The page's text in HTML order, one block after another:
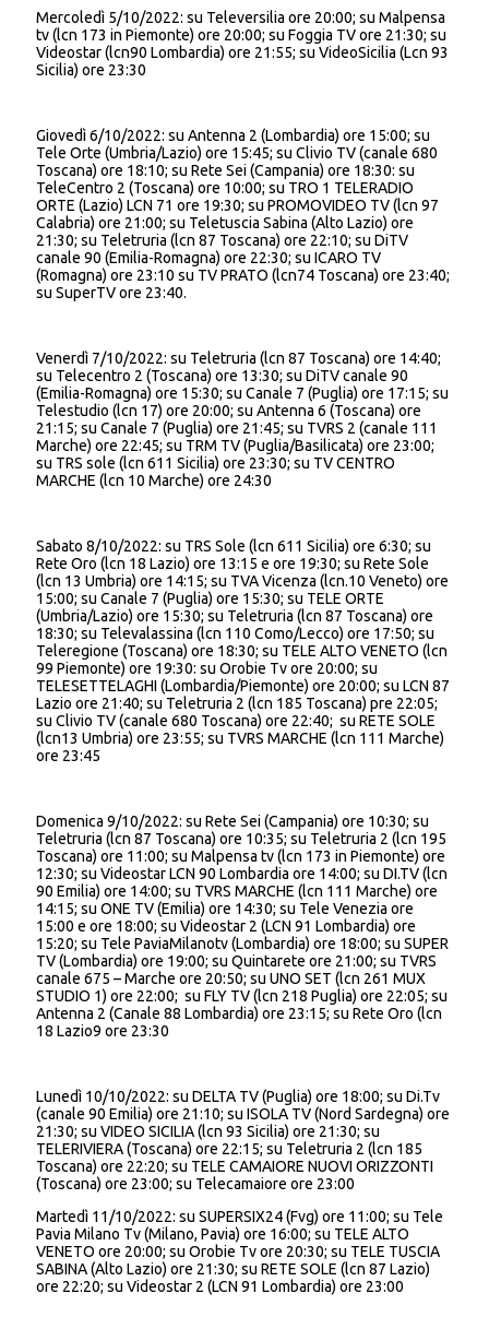
Mercoledì 5/10/2022: su Televersilia ore 20:00; su Malpensa
tv (lcn 173 in Piemonte) ore 20:00; su Foggia TV ore 21:30; su
Videostar (lcn90 Lombardia) ore 21:55; su VideoSicilia (Lcn 93
Sicilia) ore 23:30
Giovedì 6/10/2022: su Antenna 2 (Lombardia) ore 15:00; su
Tele Orte (Umbria/Lazio) ore 15:45; su Clivio TV (canale 680
Toscana) ore 18:10; su Rete Sei (Campania) ore 18:30: su
TeleCentro 2 (Toscana) ore 10:00; su TRO 1 TELERADIO
ORTE (Lazio) LCN 71 ore 19:30; su PROMOVIDEO TV (lcn 97
Calabria) ore 21:00; su Teletuscia Sabina (Alto Lazio) ore
21:30; su Teletruria (lcn 87 Toscana) ore 22:10; su DiTV
canale 90 (Emilia-Romagna) ore 22:30; su ICARO TV
(Romagna) ore 23:10 su TV PRATO (lcn74 Toscana) ore 23:40;
su SuperTV ore 23:40.
Venerdì 7/10/2022: su Teletruria (lcn 87 Toscana) ore 14:40;
su Telecentro 2 (Toscana) ore 13:30; su DiTV canale 90
(Emilia-Romagna) ore 15:30; su Canale 7 (Puglia) ore 17:15; su
Telestudio (lcn 17) ore 20:00; su Antenna 6 (Toscana) ore
21:15; su Canale 7 (Puglia) ore 21:45; su TVRS 2 (canale 111
Marche) ore 22:45; su TRM TV (Puglia/Basilicata) ore 23:00;
su TRS sole (lcn 611 Sicilia) ore 23:30; su TV CENTRO
MARCHE (lcn 10 Marche) ore 24:30
Sabato 8/10/2022: su TRS Sole (lcn 611 Sicilia) ore 6:30; su
Rete Oro (lcn 18 Lazio) ore 13:15 e ore 19:30; su Rete Sole
(lcn 13 Umbria) ore 14:15; su TVA Vicenza (lcn.10 Veneto) ore
15:00; su Canale 7 (Puglia) ore 15:30; su TELE ORTE
(Umbria/Lazio) ore 15:30; su Teletruria (lcn 87 Toscana) ore
18:30; su Televalassina (lcn 110 Como/Lecco) ore 17:50; su
Teleregione (Toscana) ore 18:30; su TELE ALTO VENETO (lcn
99 Piemonte) ore 19:30: su Orobie Tv ore 20:00; su
TELESETTELAGHI (Lombardia/Piemonte) ore 20:00; su LCN 87
Lazio ore 21:40; su Teletruria 2 (lcn 185 Toscana) pre 22:05;
su Clivio TV (canale 680 Toscana) ore 22:40; su RETE SOLE
(lcn13 Umbria) ore 23:55; su TVRS MARCHE (lcn 111 Marche)
ore 23:45
Domenica 9/10/2022: su Rete Sei (Campania) ore 10:30; su
Teletruria (lcn 87 Toscana) ore 10:35; su Teletruria 2 (lcn 195
Toscana) ore 11:00; su Malpensa tv (lcn 173 in Piemonte) ore
12:30; su Videostar LCN 90 Lombardia ore 14:00; su DI.TV (lcn
90 Emilia) ore 14:00; su TVRS MARCHE (lcn 111 Marche) ore
14:15; su ONE TV (Emilia) ore 14:30; su Tele Venezia ore
15:00 e ore 18:00; su Videostar 2 (LCN 91 Lombardia) ore
15:20; su Tele PaviaMilanotv (Lombardia) ore 18:00; su SUPER
TV (Lombardia) ore 19:00; su Quintarete ore 21:00; su TVRS
canale 675 – Marche ore 20:50; su UNO SET (lcn 261 MUX
STUDIO 1) ore 22:00; su FLY TV (lcn 218 Puglia) ore 22:05; su
Antenna 2 (Canale 88 Lombardia) ore 23:15; su Rete Oro (lcn
18 Lazio9 ore 23:30
Lunedì 10/10/2022: su DELTA TV (Puglia) ore 18:00; su Di.Tv
(canale 90 Emilia) ore 21:10; su ISOLA TV (Nord Sardegna) ore
21:30; su VIDEO SICILIA (lcn 93 Sicilia) ore 21:30; su
TELERIVIERA (Toscana) ore 22:15; su Teletruria 2 (lcn 185
Toscana) ore 22:20; su TELE CAMAIORE NUOVI ORIZZONTI
(Toscana) ore 23:00; su Telecamaiore ore 23:00
Martedì 11/10/2022: su SUPERSIX24 (Fvg) ore 11:00; su Tele
Pavia Milano Tv (Milano, Pavia) ore 16:00; su TELE ALTO
VENETO ore 20:00; su Orobie Tv ore 20:30; su TELE TUSCIA
SABINA (Alto Lazio) ore 21:30; su RETE SOLE (lcn 87 Lazio)
ore 22:20; su Videostar 2 (LCN 91 Lombardia) ore 23:00